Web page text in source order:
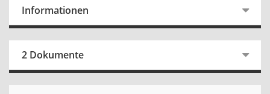
Informationen
2 Dokumente